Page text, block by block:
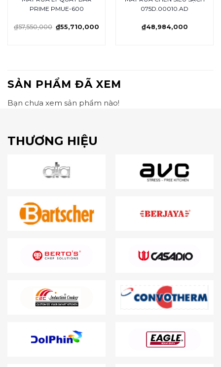
PRIME PMUE-600
₫57,550,000 ₫55,710,000
075D.00010.AD
₫48,984,000
SẢN PHẨM ĐÃ XEM
Bạn chưa xem sản phẩm nào!
THƯƠNG HIỆU